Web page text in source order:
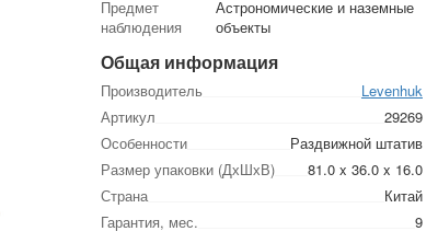
Предмет
наблюдения
Астрономические и наземные
объекты
Общая информация
Производитель
Levenhuk
Артикул
29269
Особенности
Раздвижной штатив
Размер упаковки (ДхШхВ)
81.0 x 36.0 x 16.0
Страна
Китай
Гарантия, мес.
9